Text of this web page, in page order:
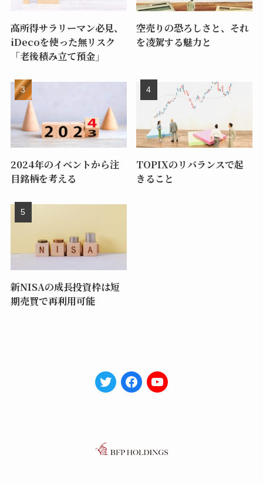
高所得サラリーマン必見、
iDecoを使った無リスク
「老後積み立て預金」
空売りの恐ろしさと、それ
を凌駕する魅力と
2024年のイベントから注
目銘柄を考える
TOPIXのリバランスで起
きること
新NISAの成長投資枠は短
期売買で再利用可能